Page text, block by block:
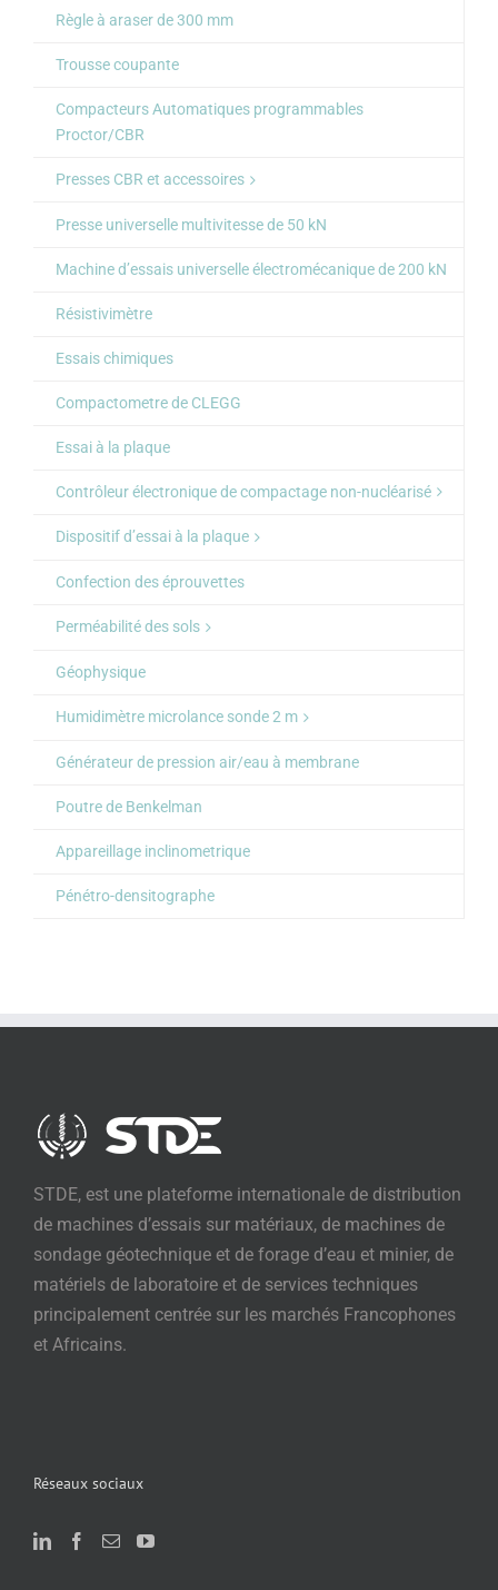
Règle à araser de 300 mm
Trousse coupante
Compacteurs Automatiques programmables
Proctor/CBR
Presses CBR et accessoires
Presse universelle multivitesse de 50 kN
Machine d’essais universelle électromécanique de 200 kN
Résistivimètre
Essais chimiques
Compactometre de CLEGG
Essai à la plaque
Contrôleur électronique de compactage non-nucléarisé
Dispositif d’essai à la plaque
Confection des éprouvettes
Perméabilité des sols
Géophysique
Humidimètre microlance sonde 2 m
Générateur de pression air/eau à membrane
Poutre de Benkelman
Appareillage inclinometrique
Pénétro-densitographe
STDE, est une plateforme internationale de distribution
de machines d’essais sur matériaux, de machines de
sondage géotechnique et de forage d’eau et minier, de
matériels de laboratoire et de services techniques
principalement centrée sur les marchés Francophones
et Africains.
Réseaux sociaux